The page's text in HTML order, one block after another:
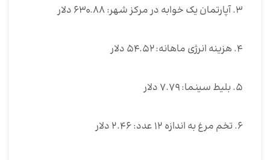
۳. آپارتمان یک خوابه در مرکز شهر: ۶۳۰.۸۸ دلار
۴‌. هزینه انرژی ماهانه: ۵۴.۵۲ دلار
۵. بلیط سینما: ۷.۷۹ دلار
۶. تخم مرغ به اندازه ۱۲ عدد: ۲.۴۶ دلار